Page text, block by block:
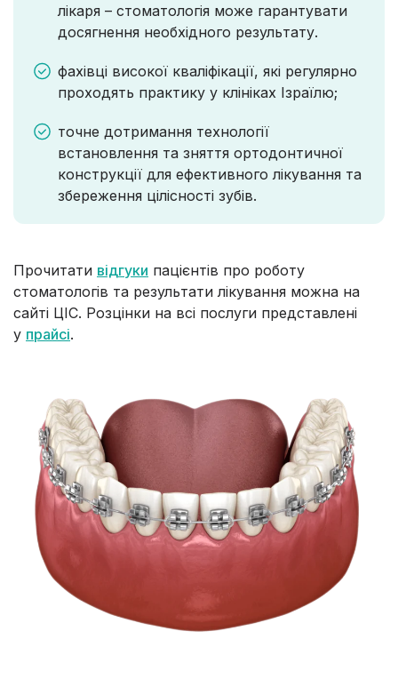
лікаря – стоматологія може гарантувати
досягнення необхідного результату.
фахівці високої кваліфікації, які регулярно
проходять практику у клініках Ізраїлю;
точне дотримання технології
встановлення та зняття ортодонтичної
конструкції для ефективного лікування та
збереження цілісності зубів.
Прочитати відгуки пацієнтів про роботу
стоматологів та результати лікування можна на
сайті ЦІС. Розцінки на всі послуги представлені
у прайсі.